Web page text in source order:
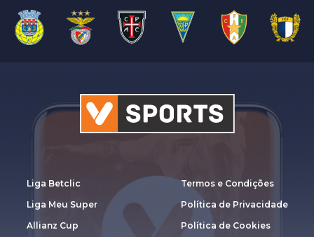
Liga Betclic
Liga Meu Super
Allianz Cup
Termos e Condições
Política de Privacidade
Política de Cookies